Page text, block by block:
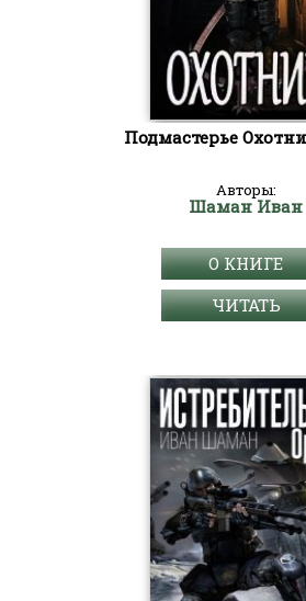
Подмастерье
Авторы:
Шаман Иван
О КНИГЕ
ЧИТАТЬ